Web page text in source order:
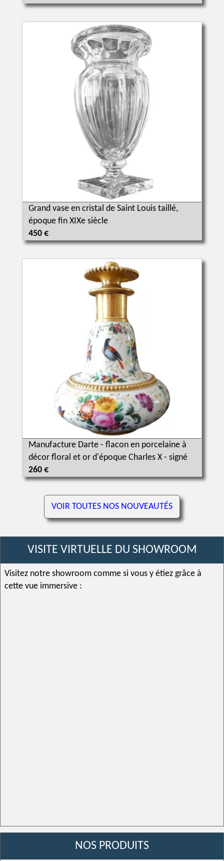
Grand vase en cristal de Saint Louis taillé,
époque fin XIXe siècle
450 €
Manufacture Darte - flacon en porcelaine à
décor floral et or d'époque Charles X - signé
260 €
VOIR TOUTES NOS NOUVEAUTÉS
VISITE VIRTUELLE DU SHOWROOM
Visitez notre showroom comme si vous y étiez grâce à
cette vue immersive :
NOS PRODUITS